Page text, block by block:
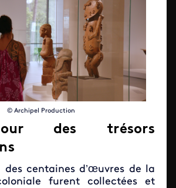
© Archipel Production
des trésors
des centaines d’œuvres de la
furent collectées et